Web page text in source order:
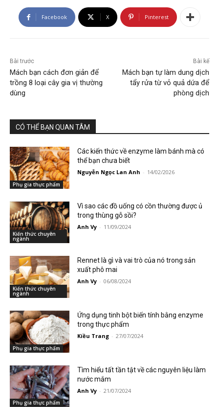
Facebook X Pinterest
Bài trước
Mách bạn cách đơn giản để
trồng 8 loại cây gia vị thường
dùng
Bài kế
Mách bạn tự làm dung dịch
tẩy rửa từ vỏ quả dứa để
phòng dịch
CÓ THỂ BẠN QUAN TÂM
Phụ gia thực phẩm
Các kiến thức về enzyme làm bánh mà có
thể bạn chưa biết
Nguyễn Ngọc Lan Anh - 14/02/2026
Kiến thức chuyên
ngành
Vì sao các đồ uống có cồn thường được ủ
trong thùng gỗ sồi?
Anh Vy - 11/09/2024
Kiến thức chuyên
ngành
Rennet là gì và vai trò của nó trong sản
xuất phô mai
Anh Vy - 06/08/2024
Phụ gia thực phẩm
Ứng dụng tinh bột biến tính bằng enzyme
trong thực phẩm
Kiều Trang - 27/07/2024
Phụ gia thực phẩm
Tìm hiểu tất tần tật về các nguyên liệu làm
nước mắm
Anh Vy - 21/07/2024